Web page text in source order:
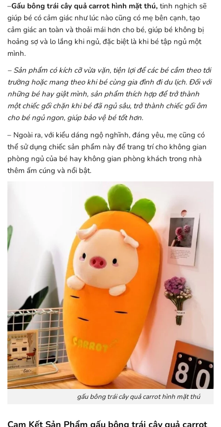
–Gấu bông trái cây quả carrot hình mặt thú, tinh nghịch sẽ
giúp bé có cảm giác như lúc nào cũng có mẹ bên cạnh, tạo
cảm giác an toàn và thoải mái hơn cho bé, giúp bé không bị
hoảng sợ và lo lắng khi ngủ, đặc biệt là khi bé tập ngủ một
mình.
– Sản phẩm có kích cỡ vừa vặn, tiện lợi để các bé cầm theo tới
trường hoặc mang theo khi bé cùng gia đình đi du lịch. Đối với
những bé hay giật mình, sản phẩm thích hợp để trở thành
một chiếc gối chặn khi bé đã ngủ sâu, trở thành chiếc gối ôm
cho bé ngủ ngon, giúp bảo vệ bé tốt hơn.
– Ngoài ra, với kiểu dáng ngộ nghĩnh, đáng yêu, mẹ cũng có
thể sử dụng chiếc sản phẩm này để trang trí cho không gian
phòng ngủ của bé hay không gian phòng khách trong nhà
thêm ấm cúng và nổi bật.
gấu bông trái cây quả carrot hình mặt thú